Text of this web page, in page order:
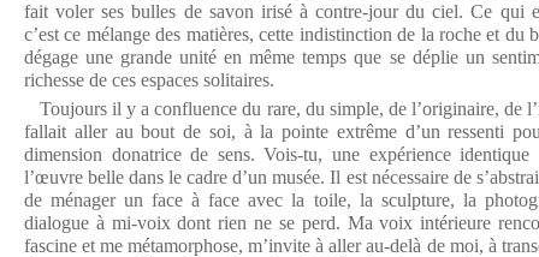
fait voler ses bulles de savon irisé à contre-jour du ciel. Ce qui
c’est ce mélange des matières, cette indistinction de la roche et du
dégage une grande unité en même temps que se déplie un
richesse de ces espaces solitaires.
Toujours il y a confluence du rare, du simple, de l’originaire, de
fallait aller au bout de soi, à la pointe extrême d’un ressenti
dimension donatrice de sens. Vois-tu, une expérience
l’œuvre belle dans le cadre d’un musée. Il est nécessaire de
de ménager un face à face avec la toile, la sculpture, la
dialogue à mi-voix dont rien ne se perd. Ma voix intérieure
fascine et me métamorphose, m’invite à aller au-delà de moi, à